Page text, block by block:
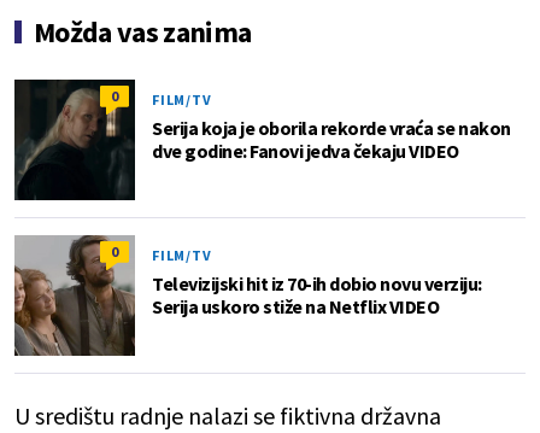
Možda vas zanima
0 FILM/TV
Serija koja je oborila rekorde vraća se nakon
dve godine: Fanovi jedva čekaju VIDEO
0 FILM/TV
Televizijski hit iz 70-ih dobio novu verziju:
Serija uskoro stiže na Netflix VIDEO
U središtu radnje nalazi se fiktivna državna